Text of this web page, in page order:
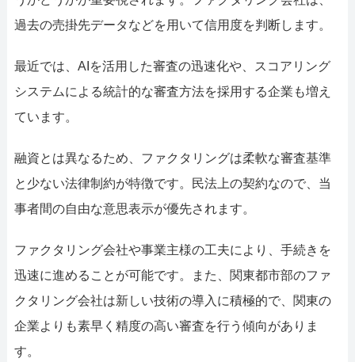
過去の売掛先データなどを用いて信用度を判断します。
最近では、AIを活用した審査の迅速化や、スコアリング
システムによる統計的な審査方法を採用する企業も増え
ています。
融資とは異なるため、ファクタリングは柔軟な審査基準
と少ない法律制約が特徴です。民法上の契約なので、当
事者間の自由な意思表示が優先されます。
ファクタリング会社や事業主様の工夫により、手続きを
迅速に進めることが可能です。また、関東都市部のファ
クタリング会社は新しい技術の導入に積極的で、関東の
企業よりも素早く精度の高い審査を行う傾向がありま
す。